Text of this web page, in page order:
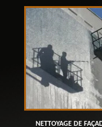
NETTOYAGE DE